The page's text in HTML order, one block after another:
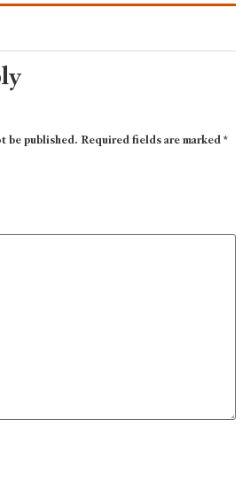
be published.Required fields are marked*